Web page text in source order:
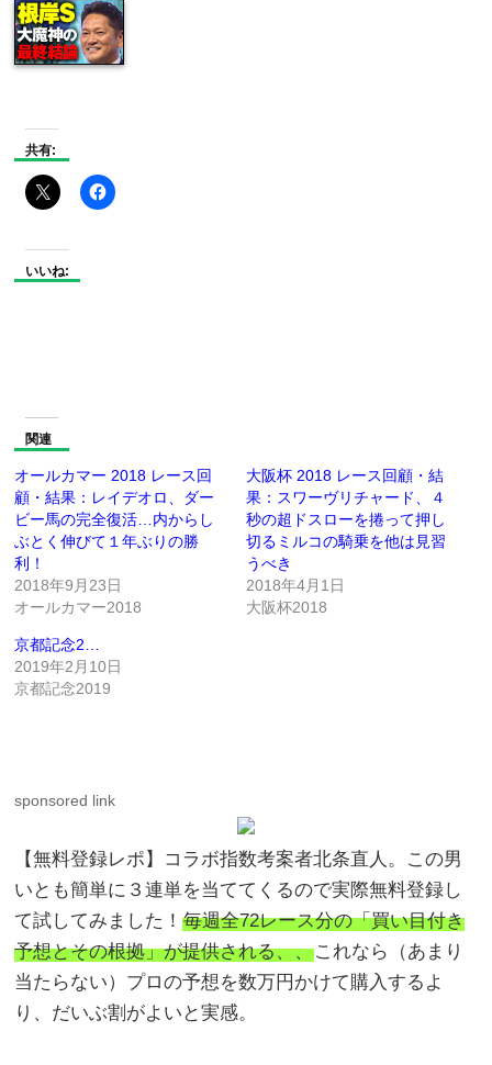
共有:
いいね:
関連
オールカマー 2018 レース回
顧・結果：レイデオロ、ダー
ビー馬の完全復活…内からし
ぶとく伸びて１年ぶりの勝
利！
2018年9月23日
オールカマー2018
大阪杯 2018 レース回顧・結
果：スワーヴリチャード、４
秒の超ドスローを捲って押し
切るミルコの騎乗を他は見習
うべき
2018年4月1日
大阪杯2018
京都記念2…
2019年2月10日
京都記念2019
sponsored link
【無料登録レポ】コラボ指数考案者北条直人。この男
いとも簡単に３連単を当ててくるので実際無料登録し
て試してみました！毎週全72レース分の「買い目付き
予想とその根拠」が提供される、、これなら（あまり
当たらない）プロの予想を数万円かけて購入するよ
り、だいぶ割がよいと実感。